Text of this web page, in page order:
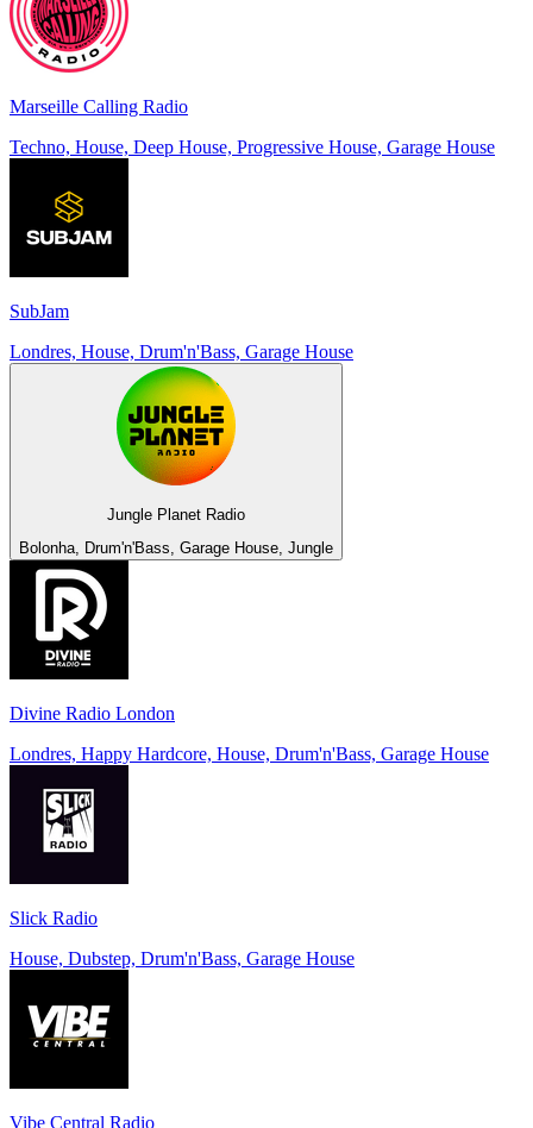
Marseille Calling Radio
Techno, House, Deep House, Progressive House, Garage House
SubJam
Londres, House, Drum'n'Bass, Garage House
Jungle Planet Radio
Bolonha, Drum'n'Bass, Garage House, Jungle
Divine Radio London
Londres, Happy Hardcore, House, Drum'n'Bass, Garage House
Slick Radio
House, Dubstep, Drum'n'Bass, Garage House
Vibe Central Radio